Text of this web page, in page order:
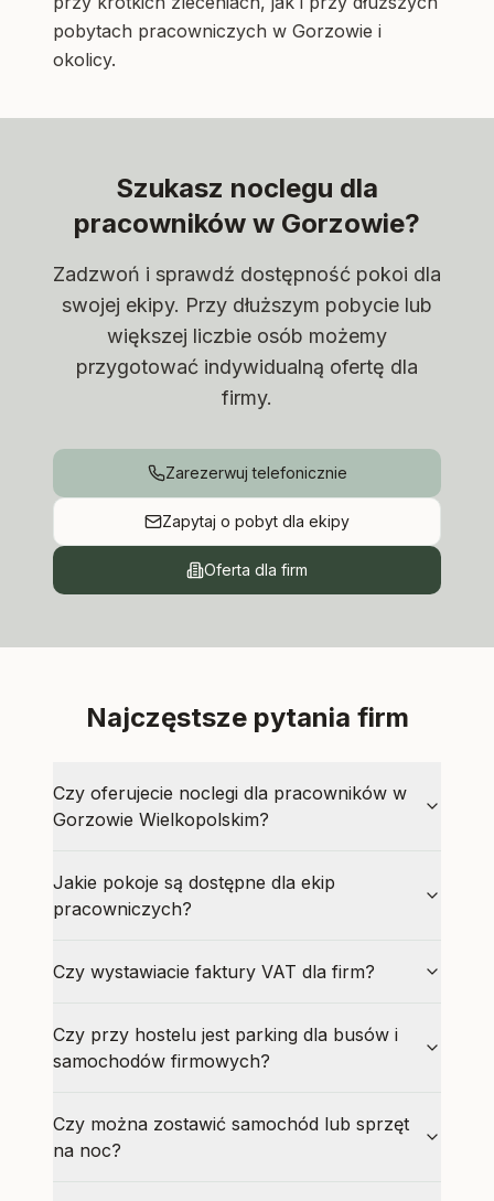
pobytach pracowniczych w Gorzowie i
okolicy.
Szukasz noclegu dla
pracowników w Gorzowie?
Zadzwoń i sprawdź dostępność pokoi dla
swojej ekipy. Przy dłuższym pobycie lub
większej liczbie osób możemy
przygotować indywidualną ofertę dla
firmy.
Zarezerwuj telefonicznie
Zapytaj o pobyt dla ekipy
Oferta dla firm
Najczęstsze pytania firm
Czy oferujecie noclegi dla pracowników w
Gorzowie Wielkopolskim?
Jakie pokoje są dostępne dla ekip
pracowniczych?
Czy wystawiacie faktury VAT dla firm?
Czy przy hostelu jest parking dla busów i
samochodów firmowych?
Czy można zostawić samochód lub sprzęt
na noc?